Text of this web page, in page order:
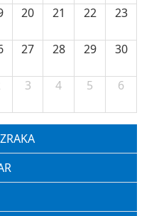
20 21 22 23
27 28 29 30
3 4 5 6